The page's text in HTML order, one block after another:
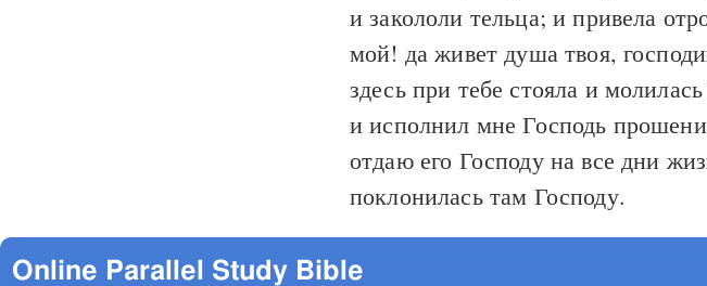
и закололи тельца; и привела
мой! да живет душа твоя,
здесь при тебе стояла и
и исполнил мне Господь
отдаю его Господу на все дни
поклонилась там Господу.
Online Parallel Study Bible